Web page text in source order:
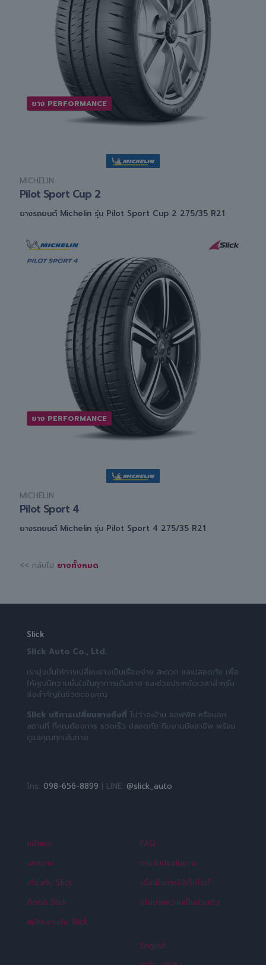
ยาง PERFORMANCE
MICHELIN
Pilot Sport Cup 2
ยางรถยนต์ Michelin รุ่น Pilot Sport Cup 2 275/35 R21
ยาง PERFORMANCE
MICHELIN
Pilot Sport 4
ยางรถยนต์ Michelin รุ่น Pilot Sport 4 275/35 R21
<< กลับไป ยางทั้งหมด
Slick
Slick Auto Co., Ltd.
เรามุ่งมั่นให้การเปลี่ยนยางเป็นเรื่องง่าย สะดวก และปลอดภัย เพื่อ
ให้คุณมีความมั่นใจในทุกการเดินทาง และช่วยประหยัดเวลาสำหรับ
สิ่งสำคัญในชีวิตของคุณ
Slick บริการเปลี่ยนยางถึงที่ ไม่ว่าจะบ้าน ออฟฟิศ หรือนอก
สถานที่ ที่คุณต้องการ รวดเร็ว ปลอดภัย ทีมงานมืออาชีพ พร้อม
ดูแลคุณทุกเส้นทาง
โทร: 098-656-8899 | LINE: @slick_auto
หน้าแรก
บทความ
เกี่ยวกับ Slick
ติดต่อ Slick
สมัครงานกับ Slick
FAQ
การรับประกันยาง
เงื่อนไขการใช้เว็บไซต์
นโยบายความเป็นส่วนตัว
English